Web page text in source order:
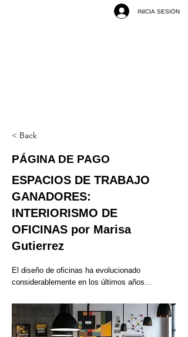
INICIA SESIÓN
< Back
PÁGINA DE PAGO
ESPACIOS DE TRABAJO
GANADORES:
INTERIORISMO DE
OFICINAS por Marisa
Gutierrez
El diseño de oficinas ha evolucionado
considerablemente en los últimos años...